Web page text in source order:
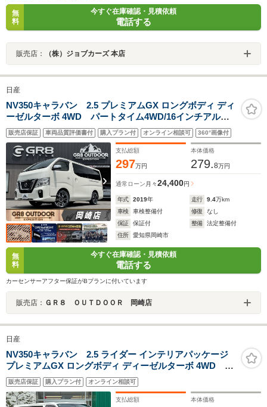
無
料
今すぐ在庫確認・見積依頼
電話する
販売店： （株）ジョブカーズ 本店
日産
NV350キャラバン 2.5 プレミアムGX ロングボディ ディ
ーゼルターボ 4WD パートタイム4WD/16インチアルミ/
ベッドキット/床張りキット/シートカバー/アラウンドビュ
ーモニター/衝突軽減ブレーキ/パナソニックナビ/小窓付き
スライドドア/キャンピングカー/車中泊
販売店保証 車両品質評価書付 購入プラン付 オンライン相談可 360°画像付
支払総額
297万円
本体価格
279.8万円
通常ローン 月々24,400円
年式 2019年 走行 9.4万km
車検
車検整備付 修復
なし
保証
保証付 整備
法定整備付
住所
愛知県岡崎市
無
料
今すぐ在庫確認・見積依頼
電話する
カーセンサーアフター保証がBプランに付いています
販売店： ＧＲ８ ＯＵＴＤＯＯＲ 岡崎店
日産
NV350キャラバン 2.5 ライダー インテリアパッケージ
プレミアムGX ロングボディ ディーゼルターボ 4WD 寒
冷地仕様 純正ナビ フルセグ バックカメラ コンビ
防水シート リアヒーター・クーラー ミラー型ドラレ
コ 社外足回り ヒッチメンバー HIDライト LEDディ
販売店保証 購入プラン付 オンライン相談可
支払総額 本体価格